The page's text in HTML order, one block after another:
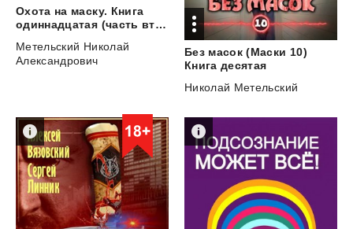
Охота на маску. Книга
одиннадцатая (часть вторая)
Метельский Николай
Александрович
Без масок (Маски 10)
Книга десятая
Николай Метельский